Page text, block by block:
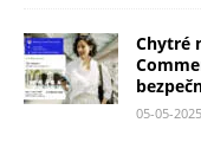
Chytré
05-05-2025